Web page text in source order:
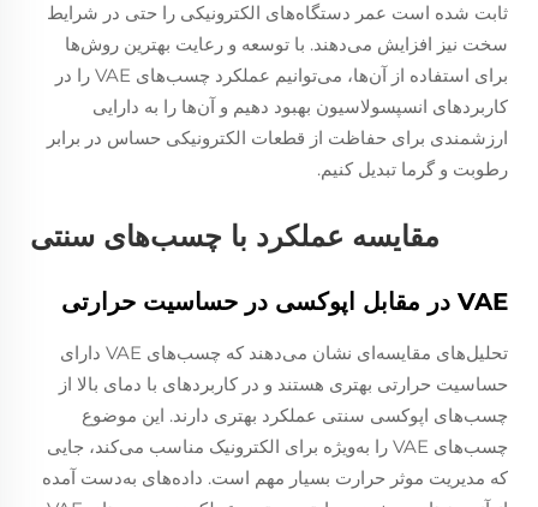
ثابت شده است عمر دستگاه‌های الکترونیکی را حتی در شرایط
سخت نیز افزایش می‌دهند. با توسعه و رعایت بهترین روش‌ها
برای استفاده از آن‌ها، می‌توانیم عملکرد چسب‌های VAE را در
کاربردهای انسپسولاسیون بهبود دهیم و آن‌ها را به دارایی
ارزشمندی برای حفاظت از قطعات الکترونیکی حساس در برابر
رطوبت و گرما تبدیل کنیم.
مقایسه عملکرد با چسب‌های سنتی
VAE در مقابل اپوکسی در حساسیت حرارتی
تحلیل‌های مقایسه‌ای نشان می‌دهند که چسب‌های VAE دارای
حساسیت حرارتی بهتری هستند و در کاربردهای با دمای بالا از
چسب‌های اپوکسی سنتی عملکرد بهتری دارند. این موضوع
چسب‌های VAE را به‌ویژه برای الکترونیک مناسب می‌کند، جایی
که مدیریت موثر حرارت بسیار مهم است. داده‌های به‌دست آمده